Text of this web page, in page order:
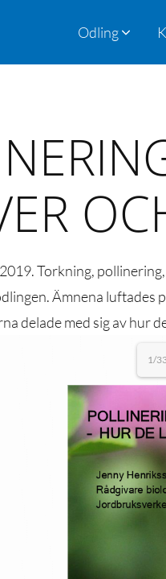
Odling
Torkning,
Ämnena luftades
delade med sig av hur
1/